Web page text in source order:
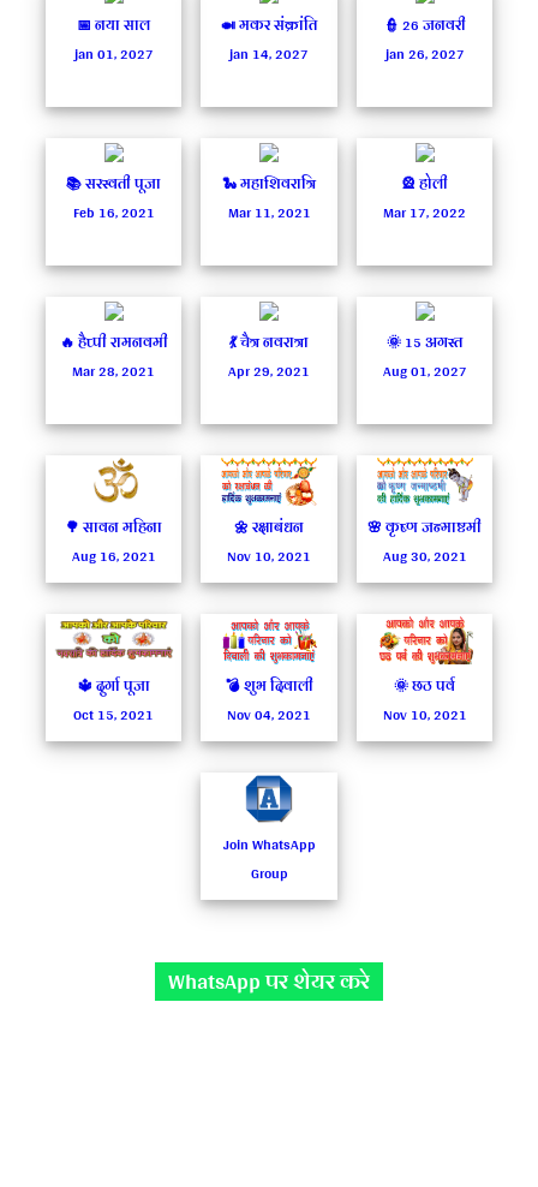
📅 नया साल
jan 01, 2027
🍛 मकर संक्रांति
jan 14, 2027
👮‍ 26 जनवरी
jan 26, 2027
📚 सरस्वती पूजा
Feb 16, 2021
🐍 महाशिवरात्रि
Mar 11, 2021
🎡 होली
Mar 17, 2022
🔥 हैप्पी रामनवमी
Mar 28, 2021
💃 चैत्र नवरात्रा
Apr 29, 2021
🌞 15 अगस्त
Aug 01, 2027
🌳 सावन महिना
Aug 16, 2021
🌼 रक्षाबंधन
Nov 10, 2021
🌸 कृष्ण जन्माष्टमी
Aug 30, 2021
🔱 दुर्गा पूजा
Oct 15, 2021
💣 शुभ दिवाली
Nov 04, 2021
🌞 छठ पर्व
Nov 10, 2021
Join WhatsApp
Group
WhatsApp पर शेयर करे